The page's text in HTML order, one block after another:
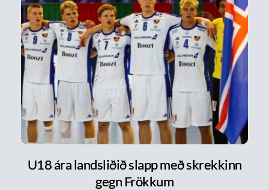
U18 ára landsliðið slapp með skrekkinn
gegn Frökkum